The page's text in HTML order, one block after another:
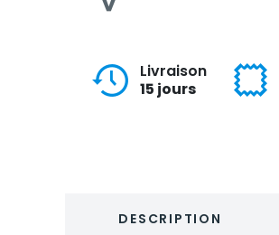
Livraison
15 jours
DESCRIPTION